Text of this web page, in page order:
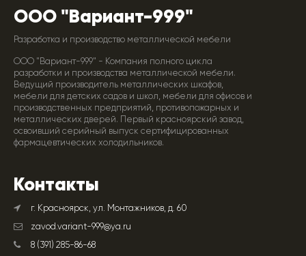
ООО "Вариант-999"
Разработка и производство металлической мебели
ООО "Вариант-999" - Компания полного цикла
разработки и производства металлической мебели.
Ведущий производитель металлических шкафов,
мебели для детских садов и школ, мебели для офисов и
производственных предприятий, противопожарных и
металлических дверей. Первый красноярский завод,
освоивший серийный выпуск сертифицированных
фармацевтических холодильников.
Контакты
г. Красноярск, ул. Монтажников, д. 60
zavod.variant-999@ya.ru
8 (391) 285-86-68